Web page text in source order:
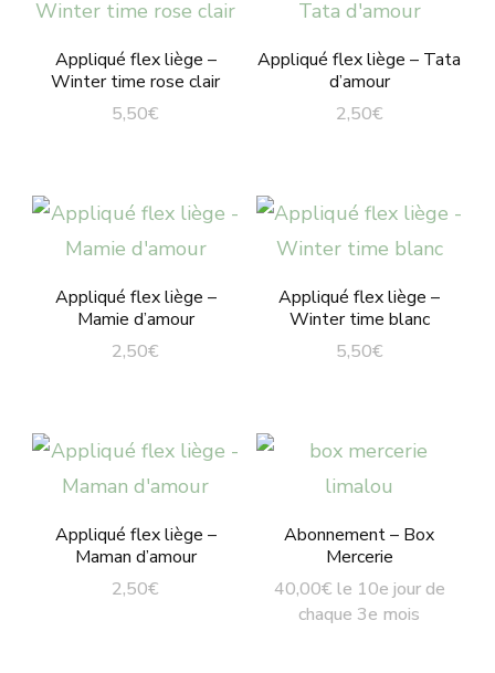
la
page
Appliqué flex liège –
Winter time rose clair
5,50€
Appliqué flex liège – Tata
d’amour
2,50€
Appliqué flex liège –
Mamie d’amour
2,50€
Appliqué flex liège –
Winter time blanc
5,50€
Appliqué flex liège –
Maman d’amour
2,50€
Abonnement – Box
Mercerie
40,00€ le 10e jour de
chaque 3e mois